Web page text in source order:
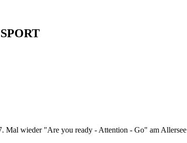
Mal wieder "Are you ready - Attention - Go" am Allersee